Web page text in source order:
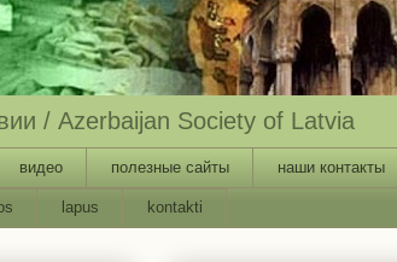
/ Azerbaijan Society of Latvia
видео полезные сайты наши контакты
lapus kontakti